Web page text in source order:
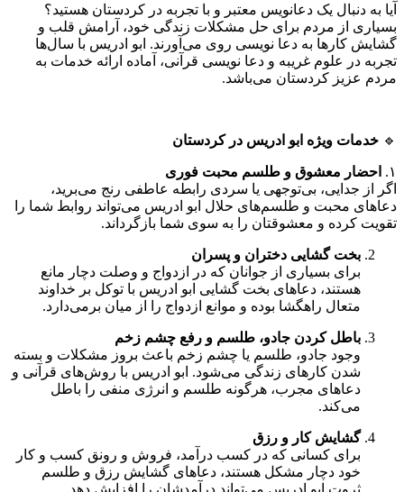
آیا به دنبال یک دعانویس معتبر و با تجربه در کردستان هستید؟
بسیاری از مردم برای حل مشکلات زندگی خود، آرامش قلب و
گشایش کارها به دعا نویسی روی می‌آورند. ابو ادریس با سال‌ها
تجربه در علوم غریبه و دعا نویسی قرآنی، آماده ارائه خدمات به
مردم عزیز کردستان می‌باشد.
🔹 خدمات ویژه ابو ادریس در کردستان
۱.
احضار معشوق و طلسم محبت فوری
اگر از جدایی، بی‌توجهی یا سردی رابطه عاطفی رنج می‌برید،
دعاهای محبت و طلسم‌های حلال ابو ادریس می‌تواند روابط شما را
تقویت کرده و معشوقتان را به سوی شما بازگرداند.
بخت گشایی دختران و پسران
برای بسیاری از جوانان که در ازدواج و وصلت دچار مانع
هستند، دعاهای بخت گشایی ابو ادریس با توکل بر خداوند
متعال راهگشا بوده و موانع ازدواج را از میان برمی‌دارد.
باطل کردن جادو، طلسم و رفع چشم زخم
وجود جادو، طلسم یا چشم زخم باعث بروز مشکلات و بسته
شدن کارهای زندگی می‌شود. ابو ادریس با روش‌های قرآنی و
دعاهای مجرب، هرگونه طلسم و انرژی منفی را باطل
می‌کند.
گشایش کار و رزق
برای کسانی که در کسب درآمد، فروش و رونق کسب و کار
خود دچار مشکل هستند، دعاهای گشایش رزق و طلسم
ثروت ابو ادریس می‌تواند درآمدشان را افزایش دهد.